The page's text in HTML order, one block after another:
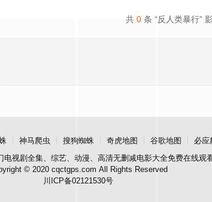
共 0 条 “反人类暴行”
神马爬虫 搜狗蜘蛛 奇虎地图 谷歌地图
必应
电视剧全集、综艺、动漫、高清无删减电影大全免费在线观
© 2020 cqctgps.com All Rights Reserved
川ICP备02121530号